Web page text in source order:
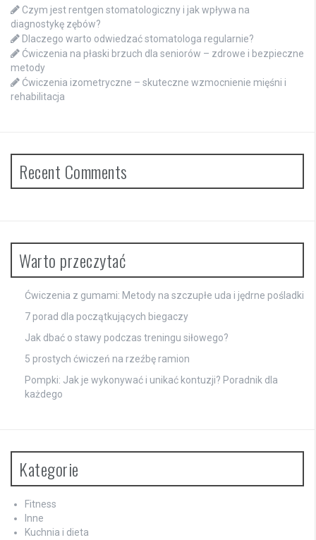
Czym jest rentgen stomatologiczny i jak wpływa na
diagnostykę zębów?
Dlaczego warto odwiedzać stomatologa regularnie?
Ćwiczenia na płaski brzuch dla seniorów – zdrowe i bezpieczne
metody
Ćwiczenia izometryczne – skuteczne wzmocnienie mięśni i
rehabilitacja
Recent Comments
Warto przeczytać
Ćwiczenia z gumami: Metody na szczupłe uda i jędrne pośladki
7 porad dla początkujących biegaczy
Jak dbać o stawy podczas treningu siłowego?
5 prostych ćwiczeń na rzeźbę ramion
Pompki: Jak je wykonywać i unikać kontuzji? Poradnik dla
każdego
Kategorie
Fitness
Inne
Kuchnia i dieta